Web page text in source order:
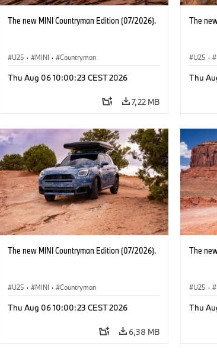
The new MINI Countryman Edition (07/2026).
U25 · MINI · Countryman
Thu Aug 06 10:00:23 CEST 2026
7,22 MB
The
U25 ·
Thu
The new MINI Countryman Edition (07/2026).
U25 · MINI · Countryman
Thu Aug 06 10:00:23 CEST 2026
6,38 MB
The
U25 ·
Thu